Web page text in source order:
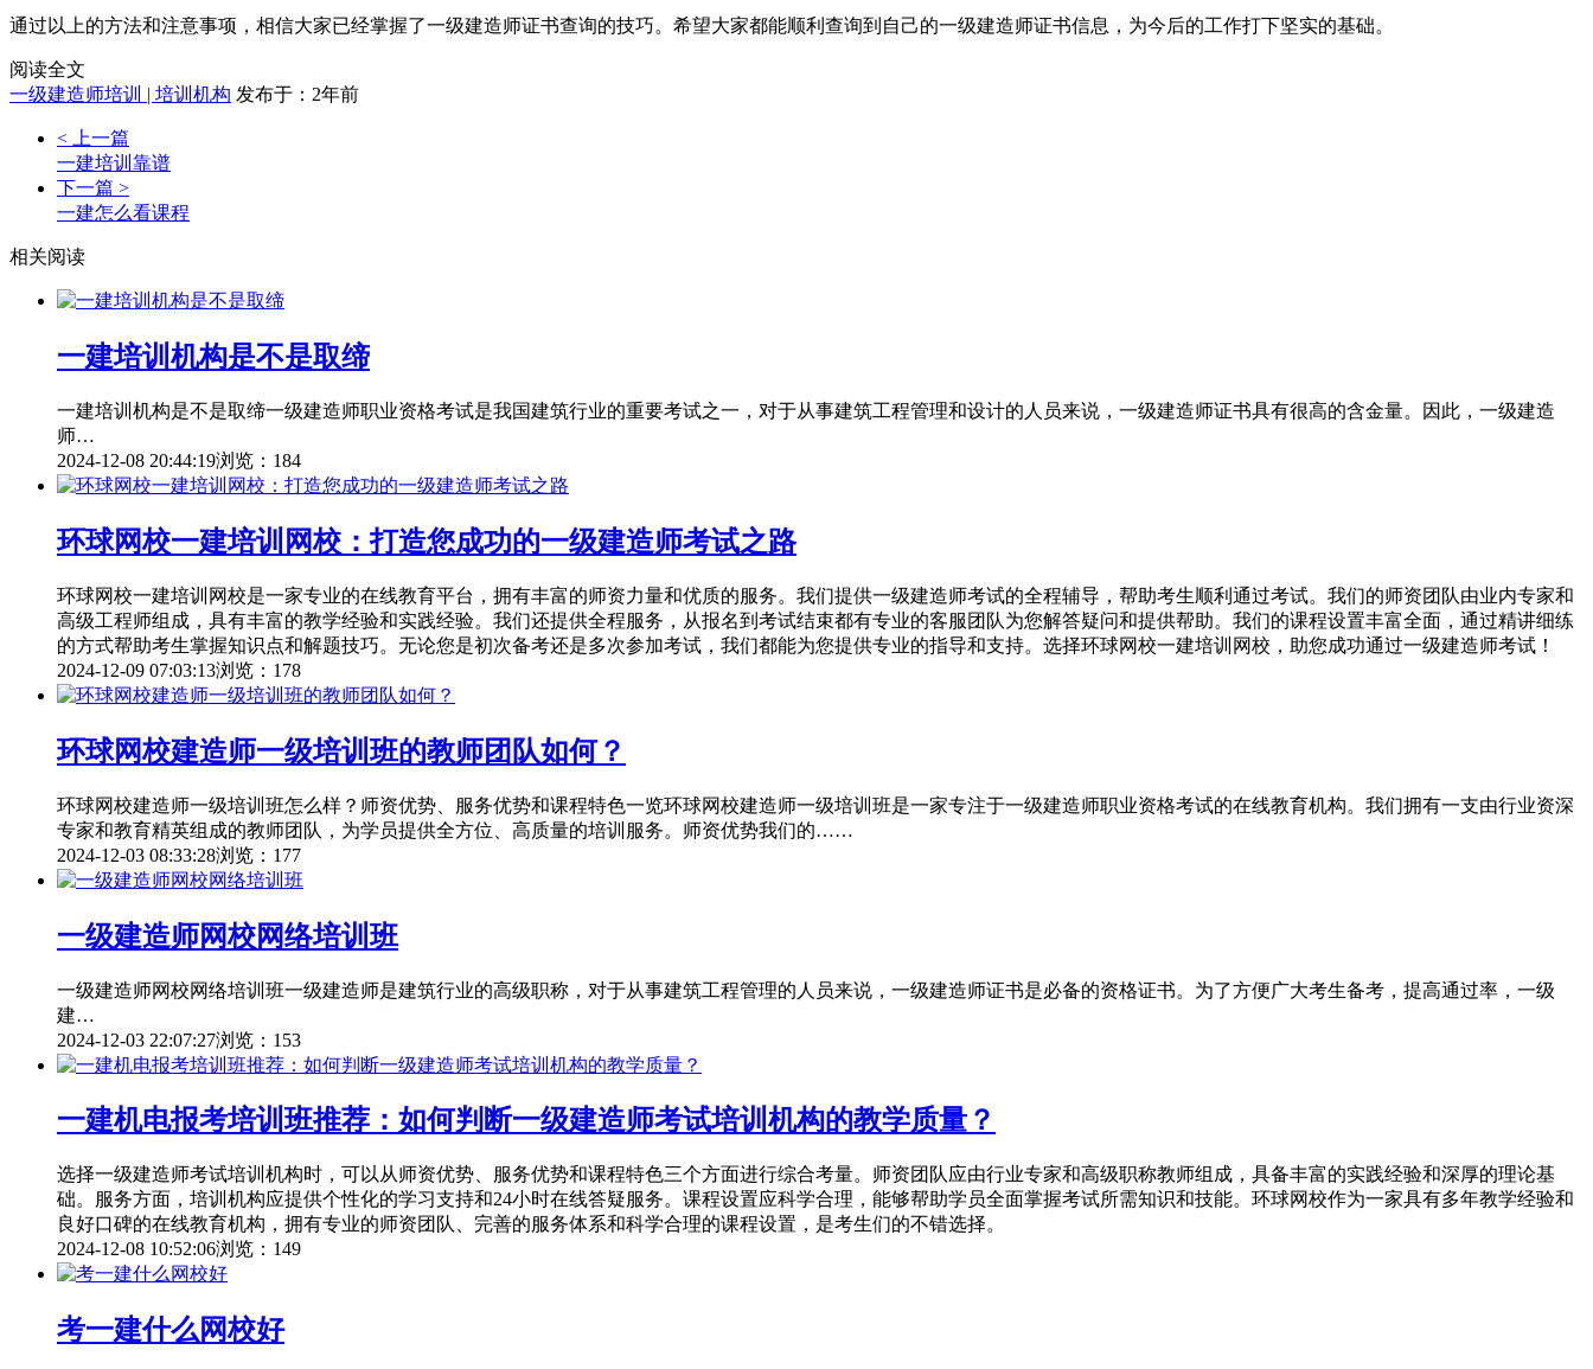
通过以上的方法和注意事项，相信大家已经掌握了一级建造师证书查询的技巧。希望大家都能顺利查询到自己的一级建造师证书信息，为今后的工作打下坚实的基础。
阅读全文
一级建造师培训 | 培训机构 发布于：2年前
< 上一篇
一建培训靠谱
下一篇 >
一建怎么看课程
相关阅读
一建培训机构是不是取缔
一建培训机构是不是取缔一级建造师职业资格考试是我国建筑行业的重要考试之一，对于从事建筑工程管理和设计的人员来说，一级建造师证书具有很高的含金量。因此，一级建造
师…
2024-12-08 20:44:19浏览：184
环球网校一建培训网校：打造您成功的一级建造师考试之路
环球网校一建培训网校是一家专业的在线教育平台，拥有丰富的师资力量和优质的服务。我们提供一级建造师考试的全程辅导，帮助考生顺利通过考试。我们的师资团队由业内专家和
高级工程师组成，具有丰富的教学经验和实践经验。我们还提供全程服务，从报名到考试结束都有专业的客服团队为您解答疑问和提供帮助。我们的课程设置丰富全面，通过精讲细练
的方式帮助考生掌握知识点和解题技巧。无论您是初次备考还是多次参加考试，我们都能为您提供专业的指导和支持。选择环球网校一建培训网校，助您成功通过一级建造师考试！
2024-12-09 07:03:13浏览：178
环球网校建造师一级培训班的教师团队如何？
环球网校建造师一级培训班怎么样？师资优势、服务优势和课程特色一览环球网校建造师一级培训班是一家专注于一级建造师职业资格考试的在线教育机构。我们拥有一支由行业资深
专家和教育精英组成的教师团队，为学员提供全方位、高质量的培训服务。师资优势我们的……
2024-12-03 08:33:28浏览：177
一级建造师网校网络培训班
一级建造师网校网络培训班一级建造师是建筑行业的高级职称，对于从事建筑工程管理的人员来说，一级建造师证书是必备的资格证书。为了方便广大考生备考，提高通过率，一级
建…
2024-12-03 22:07:27浏览：153
一建机电报考培训班推荐：如何判断一级建造师考试培训机构的教学质量？
选择一级建造师考试培训机构时，可以从师资优势、服务优势和课程特色三个方面进行综合考量。师资团队应由行业专家和高级职称教师组成，具备丰富的实践经验和深厚的理论基
础。服务方面，培训机构应提供个性化的学习支持和24小时在线答疑服务。课程设置应科学合理，能够帮助学员全面掌握考试所需知识和技能。环球网校作为一家具有多年教学经验和
良好口碑的在线教育机构，拥有专业的师资团队、完善的服务体系和科学合理的课程设置，是考生们的不错选择。
2024-12-08 10:52:06浏览：149
考一建什么网校好